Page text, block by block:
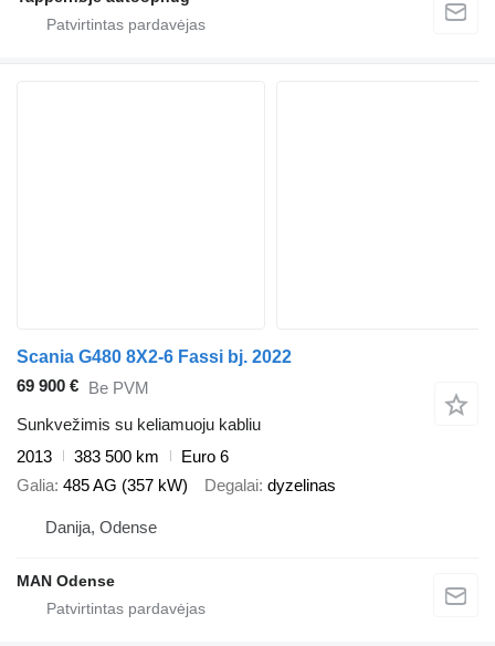
Scania G480 8X2-6 Fassi bj. 2022
69 900 € Be PVM
Sunkvežimis su keliamuoju kabliu
2013
383 500 km
Euro 6
Galia 485 AG (357 kW) Degalai dyzelinas
Danija, Odense
MAN Odense